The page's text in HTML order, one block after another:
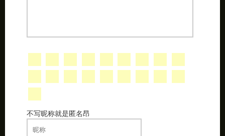
不写昵称就是匿名昂